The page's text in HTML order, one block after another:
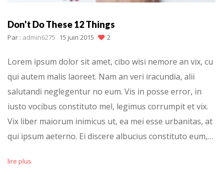
Don't Do These 12 Things
Par : admin6275 15 juin 2015 2
Lorem ipsum dolor sit amet, cibo wisi nemore an vix, cu
qui autem malis laoreet. Nam an veri iracundia, alii
salutandi neglegentur no eum. Vis in posse error, in
iusto vocibus constituto mel, legimus corrumpit et vix.
Vix liber maiorum inimicus ut, ea mei esse urbanitas, at
qui ipsum aeterno. Ei discere albucius constituto eum,…
lire plus